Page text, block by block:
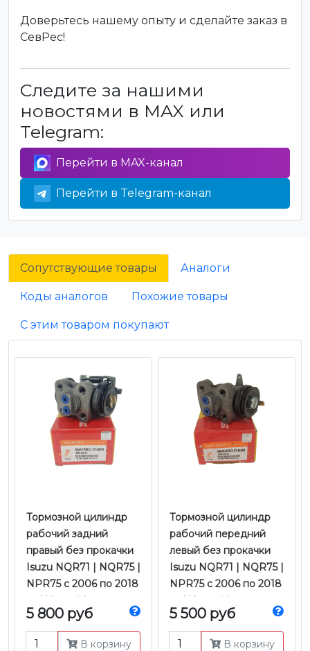
Доверьтесь нашему опыту и сделайте заказ в
СевРес!
Следите за нашими
новостями в MAX или
Telegram:
Перейти в MAX-канал
Перейти в Telegram-канал
Сопутствующие товары Аналоги
Коды аналогов Похожие товары
С этим товаром покупают
Тормозной цилиндр
рабочий задний
правый без прокачки
Isuzu NQR71 | NQR75 |
NPR75 с 2006 по 2018
гг. | Yamasida
5 800 руб
В корзину
Тормозной цилиндр
рабочий передний
левый без прокачки
Isuzu NQR71 | NQR75 |
NPR75 с 2006 по 2018
гг. | Yamasida
5 500 руб
В корзину